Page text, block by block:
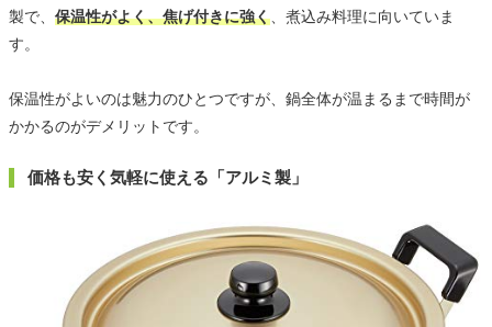
製で、 保温性がよく、焦げ付きに強く、煮込み料理に向いていま
す。
保温性がよいのは魅力のひとつですが、鍋全体が温まるまで時間が
かかるのがデメリットです。
価格も安く気軽に使える「アルミ製」